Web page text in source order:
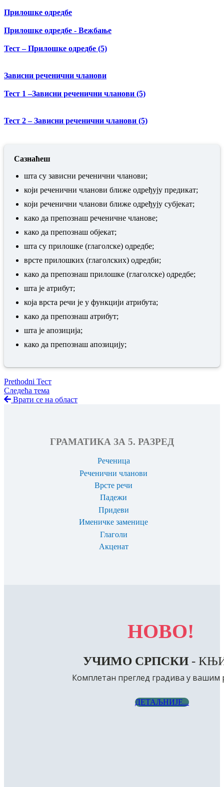
Прилошке одредбе
Прилошке одредбе - Вежбање
Тест – Прилошке одредбе (5)
Зависни реченични чланови
Тест 1 –Зависни реченични чланови (5)
Тест 2 – Зависни реченични чланови (5)
Сазнаћеш
шта су зависни реченични чланови;
који реченични чланови ближе одређују предикат;
који реченични чланови ближе одређују субјекат;
како да препознаш реченичне чланове;
како да препознаш објекат;
шта су прилошке (глаголске) одредбе;
врсте прилошких (глаголских) одредби;
како да препознаш прилошке (глаголске) одредбе;
шта је атрибут;
која врста речи је у функцији атрибута;
како да препознаш атрибут;
шта је апозиција;
како да препознаш апозицију;
Prethodni Тест
Следећа тема
Врати се на област
ГРАМАТИКА ЗА 5. РАЗРЕД
Реченица
Реченични чланови
Врсте речи
Падежи
Придеви
Именичке заменице
Глаголи
Акценат
НОВО!
УЧИМО СРПСКИ-
Комплетан преглед градива у вашим
ДЕТАЉНИЈЕ...